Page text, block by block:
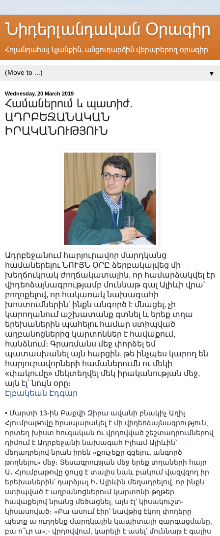
Նիդերլանդական Օրագիր
Հոլանդահայ կյանքին, անցուդարձին վերաբերող օրագիր
▼
Wednesday, 20 March 2019
Համաներում և պատիժ.
ԱԴՐԲԵՋԱՆԱԿԱՆ
ԻՐԱԿԱՆՈՒԹՅՈՒՆ
Ադրբեջանում հարյուրավոր մարդկանց
համաներելու ՆՈՒՅՆ ՕՐԸ ձերբակալվեց մի
խեղճուկրակ ժողճակատային, որ համարձակվել էր
վիդեոձայնագրությամբ մուննաթ գալ Ալիևի վրա՝
բողոքելով, որ հակառակ նախագահի
խոստումներին՝ ինքն անգործ է մնացել, չի
կարողանում աշխատանք գտնել և երեք տղա
երեխաներին պահելու համար ստիպված
աղբանոցներից կարտոններ է հավաքում,
հանձնում։ Գրառմանս մեջ փորձել եմ
պատասխանել այն հարցին, թե ինչպես կարող են
հարյուրավորների համաներումն ու մեկի
«փակումը» մեկտեղվել մեկ իրականության մեջ,
այն էլ՝ նույն օրը։
Էլբակեան Էդգար
• Մարտի 13-ին Բաքվի Զիրա ավանի բնակիչ Աղիլ
Հյումբաթովը հրապարակել է մի վիդեոձայնագրություն,
որտեղ խիստ հուզական ու վրդովված շեշտադրումներով
դիմում է Ադրբեջանի նախագահ Իլհամ Ալիևին՝
մեղադրելով նրան իրեն «քուչեքը գցելու, անգործ
թողնելու» մեջ։ Տեսագրության մեջ երեք տղաների հայր
Ա․ Հյումբաթովը ցույց է տալիս նաև բակում վազվզող իր
երեխաներին՝ դարձյալ Ի․ Ալիևին մեղադրելով, որ ինքն
ստիպված է աղբանոցներում կարտոնի թղթեր
հավաքելով նրանց մեծացնել, այն էլ՝ կիսակուշտ-
կիսասոված։ «Բա ասում էիր՝ նավթից էկող փողերը
պետք ա ուղղենք մարդկային կապիտալի զարգացմանը,
բա ո՞ւր ա»,- վրդովվում, կարելի է ասել՝ մուննաթ է գալիս